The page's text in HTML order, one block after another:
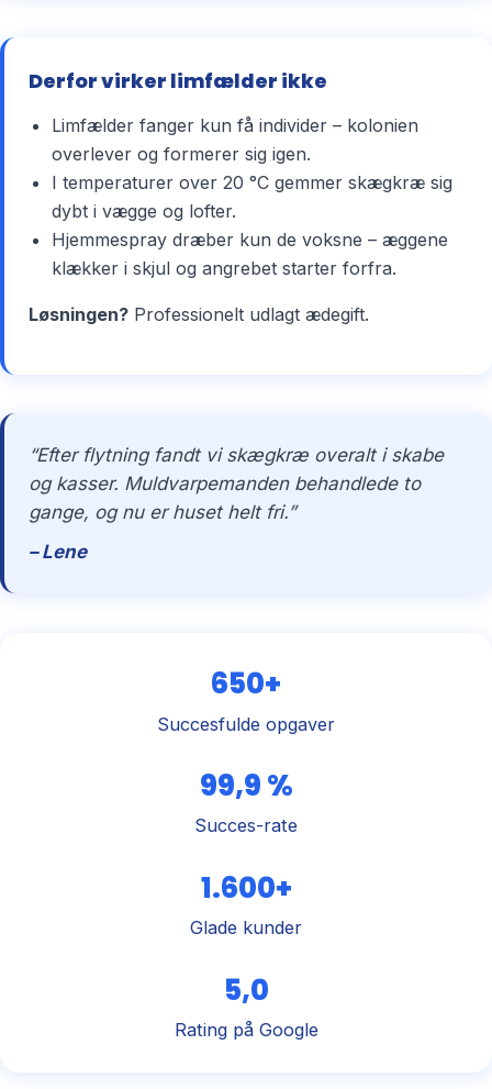
Derfor virker limfælder ikke
Limfælder fanger kun få individer – kolonien
overlever og formerer sig igen.
I temperaturer over 20 °C gemmer skægkræ sig
dybt i vægge og lofter.
Hjemmespray dræber kun de voksne – æggene
klækker i skjul og angrebet starter forfra.
Løsningen? Professionelt udlagt ædegift.
“Efter flytning fandt vi skægkræ overalt i skabe
og kasser. Muldvarpemanden behandlede to
gange, og nu er huset helt fri.”
– Lene
650+
Succesfulde opgaver
99,9 %
Succes-rate
1.600+
Glade kunder
5,0
Rating på Google